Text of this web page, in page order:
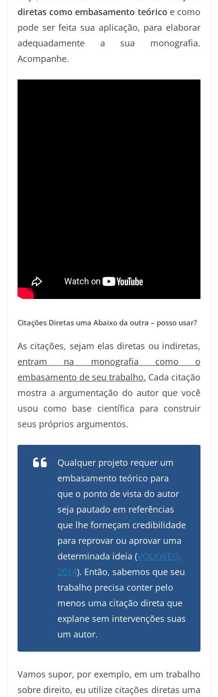
diretas como embasamento teórico e como
pode ser feita sua aplicação, para elaborar
adequadamente a sua monografia.
Acompanhe.
Citações Diretas uma Abaixo da outra – posso usar?
As citações, sejam elas diretas ou indiretas,
entram na monografia como o
embasamento de seu trabalho. Cada citação
mostra a argumentação do autor que você
usou como base científica para construir
seus próprios argumentos.
Qualquer projeto requer um
embasamento teórico para
que o ponto de vista do autor
seja pautado em referências
que lhe forneçam credibilidade
para reprovar ou aprovar uma
determinada ideia (VOLKWEIS,
2014). Então, sabemos que seu
trabalho precisa conter pelo
menos uma citação direta que
explane sem intervenções suas
um autor.
Vamos supor, por exemplo, em um trabalho
sobre direito, eu utilize citações diretas uma